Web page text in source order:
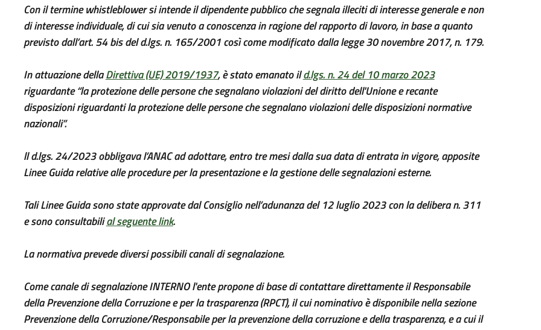
Con il termine whistleblower si intende il dipendente pubblico che segnala illeciti di interesse generale e non
di interesse individuale, di cui sia venuto a conoscenza in ragione del rapporto di lavoro, in base a quanto
previsto dall’art. 54 bis del d.lgs. n. 165/2001 così come modificato dalla legge 30 novembre 2017, n. 179.
In attuazione dellaDirettiva (UE) 2019/1937, è stato emanato ild.lgs. n. 24 del 10 marzo 2023
riguardante “la protezione delle persone che segnalano violazioni del diritto dell'Unione e recante
disposizioni riguardanti la protezione delle persone che segnalano violazioni delle disposizioni normative
nazionali”.
ll d.lgs. 24/2023 obbligava l’ANAC ad adottare, entro tre mesi dalla sua data di entrata in vigore, apposite
Linee Guida relative alle procedure per la presentazione e la gestione delle segnalazioni esterne.
Tali Linee Guida sono state approvate dal Consiglio nell’adunanza del 12 luglio 2023 con la delibera n. 311
e sono consultabilial seguente link.
La normativa prevede diversi possibili canali di segnalazione.
Come canale di segnalazione INTERNO l'ente propone di base di contattare direttamente il Responsabile
della Prevenzione della Corruzione e per la trasparenza (RPCT), il cui nominativo è disponibile nella sezione
Prevenzione della Corruzione/Responsabile per la prevenzione della corruzione e della trasparenza, e a cui il